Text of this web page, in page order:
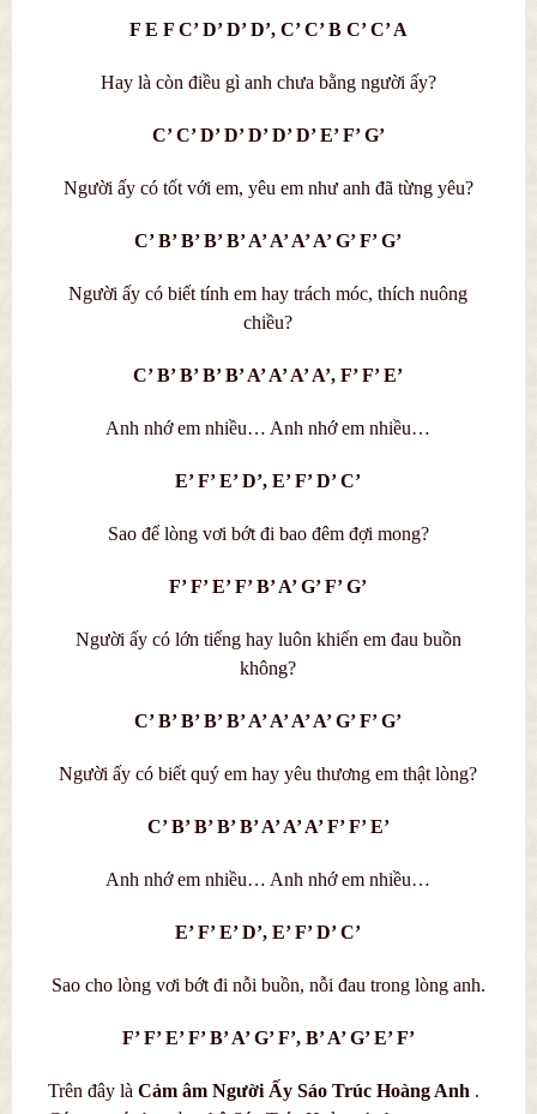
F E F C’ D’ D’ D’, C’ C’ B C’ C’ A
Hay là còn điều gì anh chưa bằng người ấy?
C’ C’ D’ D’ D’ D’ D’ E’ F’ G’
Người ấy có tốt với em, yêu em như anh đã từng yêu?
C’ B’ B’ B’ B’ A’ A’ A’ A’ G’ F’ G’
Người ấy có biết tính em hay trách móc, thích nuông
chiều?
C’ B’ B’ B’ B’ A’ A’ A’ A’, F’ F’ E’
Anh nhớ em nhiều… Anh nhớ em nhiều…
E’ F’ E’ D’, E’ F’ D’ C’
Sao để lòng vơi bớt đi bao đêm đợi mong?
F’ F’ E’ F’ B’ A’ G’ F’ G’
Người ấy có lớn tiếng hay luôn khiến em đau buồn
không?
C’ B’ B’ B’ B’ A’ A’ A’ A’ G’ F’ G’
Người ấy có biết quý em hay yêu thương em thật lòng?
C’ B’ B’ B’ B’ A’ A’ A’ F’ F’ E’
Anh nhớ em nhiều… Anh nhớ em nhiều…
E’ F’ E’ D’, E’ F’ D’ C’
Sao cho lòng vơi bớt đi nỗi buồn, nỗi đau trong lòng anh.
F’ F’ E’ F’ B’ A’ G’ F’, B’ A’ G’ E’ F’
Trên đây là Cảm âm Người Ấy Sáo Trúc Hoàng Anh .